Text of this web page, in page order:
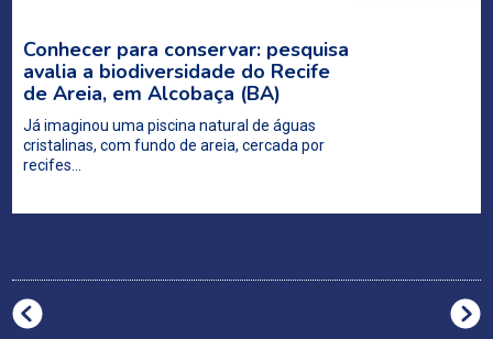
Conhecer para conservar: pesquisa
avalia a biodiversidade do Recife
de Areia, em Alcobaça (BA)
Já imaginou uma piscina natural de águas
cristalinas, com fundo de areia, cercada por
recifes…